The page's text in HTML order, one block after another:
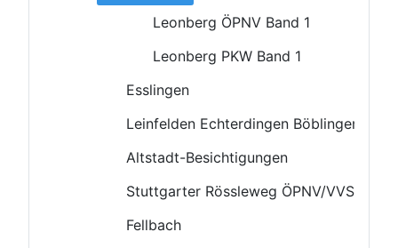
Leonberg ÖPNV Band 1
Leonberg PKW Band 1
Esslingen
Leinfelden Echterdingen Böblingen
Altstadt-Besichtigungen
Stuttgarter Rössleweg ÖPNV/VVS
Fellbach